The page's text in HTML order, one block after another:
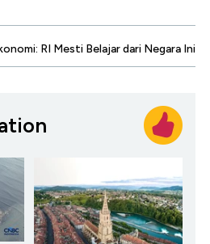
RI Mesti Belajar dari Negara Ini